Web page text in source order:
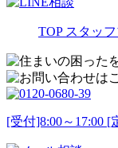
TOP スタッ
[受付]8:00～17:00